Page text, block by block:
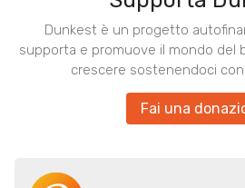
Dunkest è un progetto
supporta e promuove il mondo del
crescere sostenendoci
Fai una